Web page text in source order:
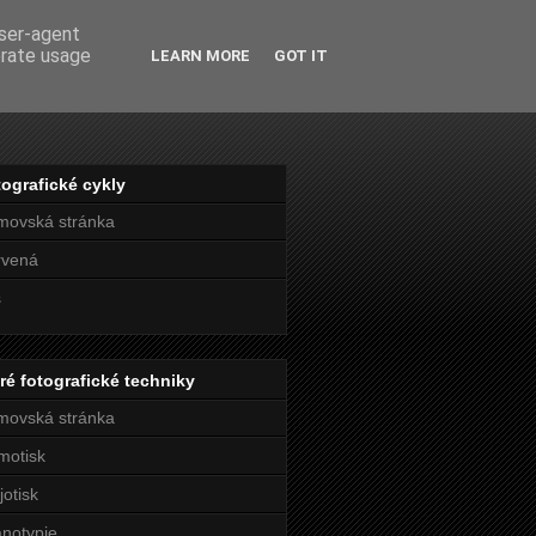
cykly
stránka
fotografické techniky
stránka
agent
usage
LEARN MORE GOT IT